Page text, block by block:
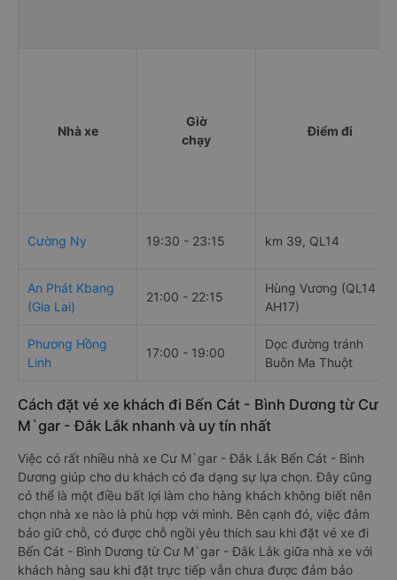
Nhà xe
Giờ
chạy
Điểm đi
Cường Ny 19:30 - 23:15 km 39, QL14
An Phát Kbang
(Gia Lai)
21:00 - 22:15
Hùng Vương (QL14 ,
AH17)
Phương Hồng
Linh
17:00 - 19:00
Dọc đường tránh
Buôn Ma Thuột
Cách đặt vé xe khách đi Bến Cát - Bình Dương từ Cư
M`gar - Đắk Lắk nhanh và uy tín nhất
Việc có rất nhiều nhà xe Cư M`gar - Đắk Lắk Bến Cát - Bình
Dương giúp cho du khách có đa dạng sự lựa chọn. Đây cũng
có thể là một điều bất lợi làm cho hàng khách không biết nên
chọn nhà xe nào là phù hợp với mình. Bên cạnh đó, việc đảm
bảo giữ chỗ, có được chỗ ngồi yêu thích sau khi đặt vé xe đi
Bến Cát - Bình Dương từ Cư M`gar - Đắk Lắk giữa nhà xe với
khách hàng sau khi đặt trực tiếp vẫn chưa được đảm bảo